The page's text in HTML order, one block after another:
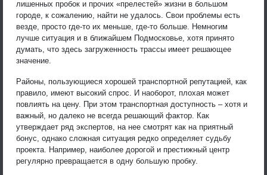
лишенных пробок и прочих «прелестей» жизни в большом
городе, к сожалению, найти не удалось. Свои проблемы есть
везде, просто где-то их меньше, где-то больше. Немногим
лучше ситуация и в ближайшем Подмосковье, хотя принято
думать, что здесь загруженность трассы имеет решающее
значение.
Районы, пользующиеся хорошей транспортной репутацией, как
правило, имеют высокий спрос. И наоборот, плохая может
повлиять на цену. При этом транспортная доступность – хотя и
важный, но далеко не всегда решающий фактор. Как
утверждает ряд экспертов, на нее смотрят как на приятный
бонус, однако сложная ситуация редко определяет судьбу
проекта. Например, наиболее дорогой и престижный центр
регулярно превращается в одну большую пробку.